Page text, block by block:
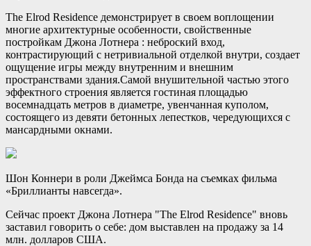
The Elrod Residence демонстрирует в своем воплощении
многие архитектурные особенности, свойственные
постройкам Джона Лотнера : неброский вход,
контрастирующий с нетривиальной отделкой внутри, создает
ощущение игры между внутренним и внешним
пространствами здания.Самой внушительной частью этого
эффектного строения является гостиная площадью
восемнадцать метров в диаметре, увенчанная куполом,
состоящего из девяти бетонных лепестков, чередующихся с
мансардными окнами.
Шон Коннери в роли Джеймса Бонда на съемках фильма
«Бриллианты навсегда».
Сейчас проект Джона Лотнера "The Elrod Residence" вновь
заставил говорить о себе: дом выставлен на продажу за 14
млн. долларов США.